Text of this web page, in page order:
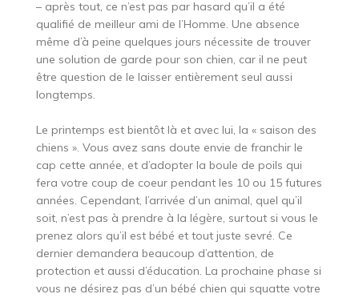
– après tout, ce n’est pas par hasard qu’il a été
qualifié de meilleur ami de l’Homme. Une absence
même d’à peine quelques jours nécessite de trouver
une solution de garde pour son chien, car il ne peut
être question de le laisser entièrement seul aussi
longtemps.
Le printemps est bientôt là et avec lui, la « saison des
chiens ». Vous avez sans doute envie de franchir le
cap cette année, et d’adopter la boule de poils qui
fera votre coup de coeur pendant les 10 ou 15 futures
années. Cependant, l’arrivée d’un animal, quel qu’il
soit, n’est pas à prendre à la légère, surtout si vous le
prenez alors qu’il est bébé et tout juste sevré. Ce
dernier demandera beaucoup d’attention, de
protection et aussi d’éducation. La prochaine phase si
vous ne désirez pas d’un bébé chien qui squatte votre